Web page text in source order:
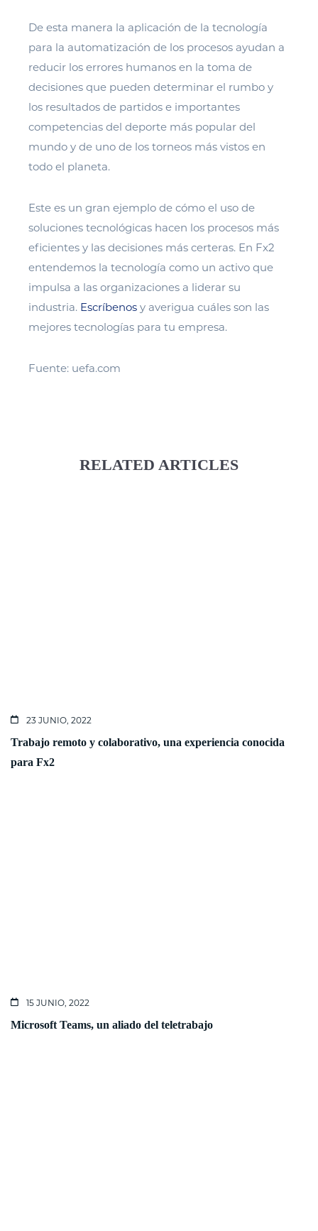
De esta manera la aplicación de la tecnología
para la automatización de los procesos ayudan a
reducir los errores humanos en la toma de
decisiones que pueden determinar el rumbo y
los resultados de partidos e importantes
competencias del deporte más popular del
mundo y de uno de los torneos más vistos en
todo el planeta.
Este es un gran ejemplo de cómo el uso de
soluciones tecnológicas hacen los procesos más
eficientes y las decisiones más certeras. En Fx2
entendemos la tecnología como un activo que
impulsa a las organizaciones a liderar su
industria. Escríbenos y averigua cuáles son las
mejores tecnologías para tu empresa.
Fuente: uefa.com
RELATED ARTICLES
23 JUNIO, 2022
Trabajo remoto y colaborativo, una experiencia conocida
para Fx2
15 JUNIO, 2022
Microsoft Teams, un aliado del teletrabajo